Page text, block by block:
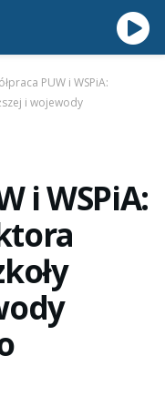
PUW i WSPiA:
i wojewody
i WSPiA: